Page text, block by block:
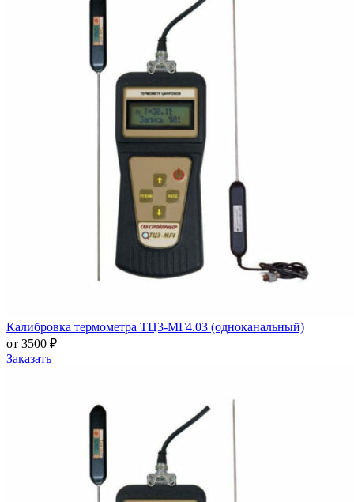
Калибровка термометра ТЦ3-МГ4.03 (одноканальный)
от 3500 ₽
Заказать